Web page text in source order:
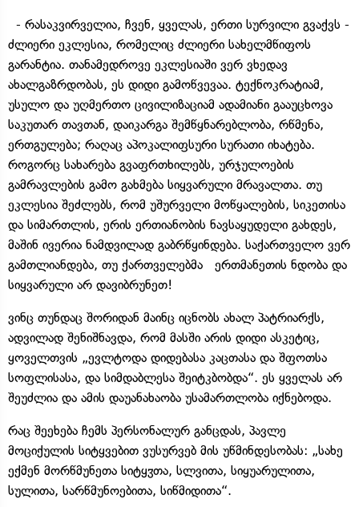
- რასაკვირველია, ჩვენ, ყველას, ერთი სურვილი გვაქვს -
ძლიერი ეკლესია, რომელიც ძლიერი სახელმწიფოს
გარანტია. თანამედროვე ეკლესიაში ვერ ვხედავ
ახალგაზრდობას, ეს დიდი გამოწვევაა. ტექნოკრატიამ,
უსულო და უღმერთო ცივილიზაციამ ადამიანი გააუცხოვა
საკუთარ თავთან, დაიკარგა შემწყნარებლობა, რწმენა,
ერთგულება; რაღაც აპოკალიფსური სურათი იხატება.
როგორც სახარება გვაფრთხილებს, ურჯულოების
გამრავლების გამო გახმება სიყვარული მრავალთა. თუ
ეკლესია შეძლებს, რომ უშურველი მოწყალების, სიკეთისა
და სიმართლის, ერის ერთიანობის ნავსაყუდელი გახდეს,
მაშინ ივერია ნამდვილად გაბრწყინდება. საქართველო ვერ
გამთლიანდება, თუ ქართველებმა ერთმანეთის ნდობა და
სიყვარული არ დავიბრუნეთ!
ვინც თუნდაც შორიდან მაინც იცნობს ახალ პატრიარქს,
ადვილად შენიშნავდა, რომ მასში არის დიდი ასკეტიც,
ყოველთვის „ევლტოდა დიდებასა კაცთასა და შფოთსა
სოფლისასა, და სიმდაბლესა შეიტკბობდა“. ეს ყველას არ
შეუძლია და ამის დაუანახაობა უსამართლობა იქნებოდა.
რაც შეეხება ჩემს პერსონალურ განცდას, პავლე
მოციქულის სიტყვებით ვუსურვებ მის უწმინდესობას: „სახე
ექმენ მორწმუნეთა სიტყჳთა, სლვითა, სიყუარულითა,
სულითა, სარწმუნოებითა, სიწმიდითა“.